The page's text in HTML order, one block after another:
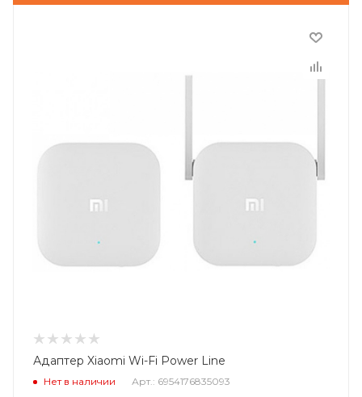
Адаптер Xiaomi Wi-Fi Power Line
Нет в наличии Арт.: 6954176835093